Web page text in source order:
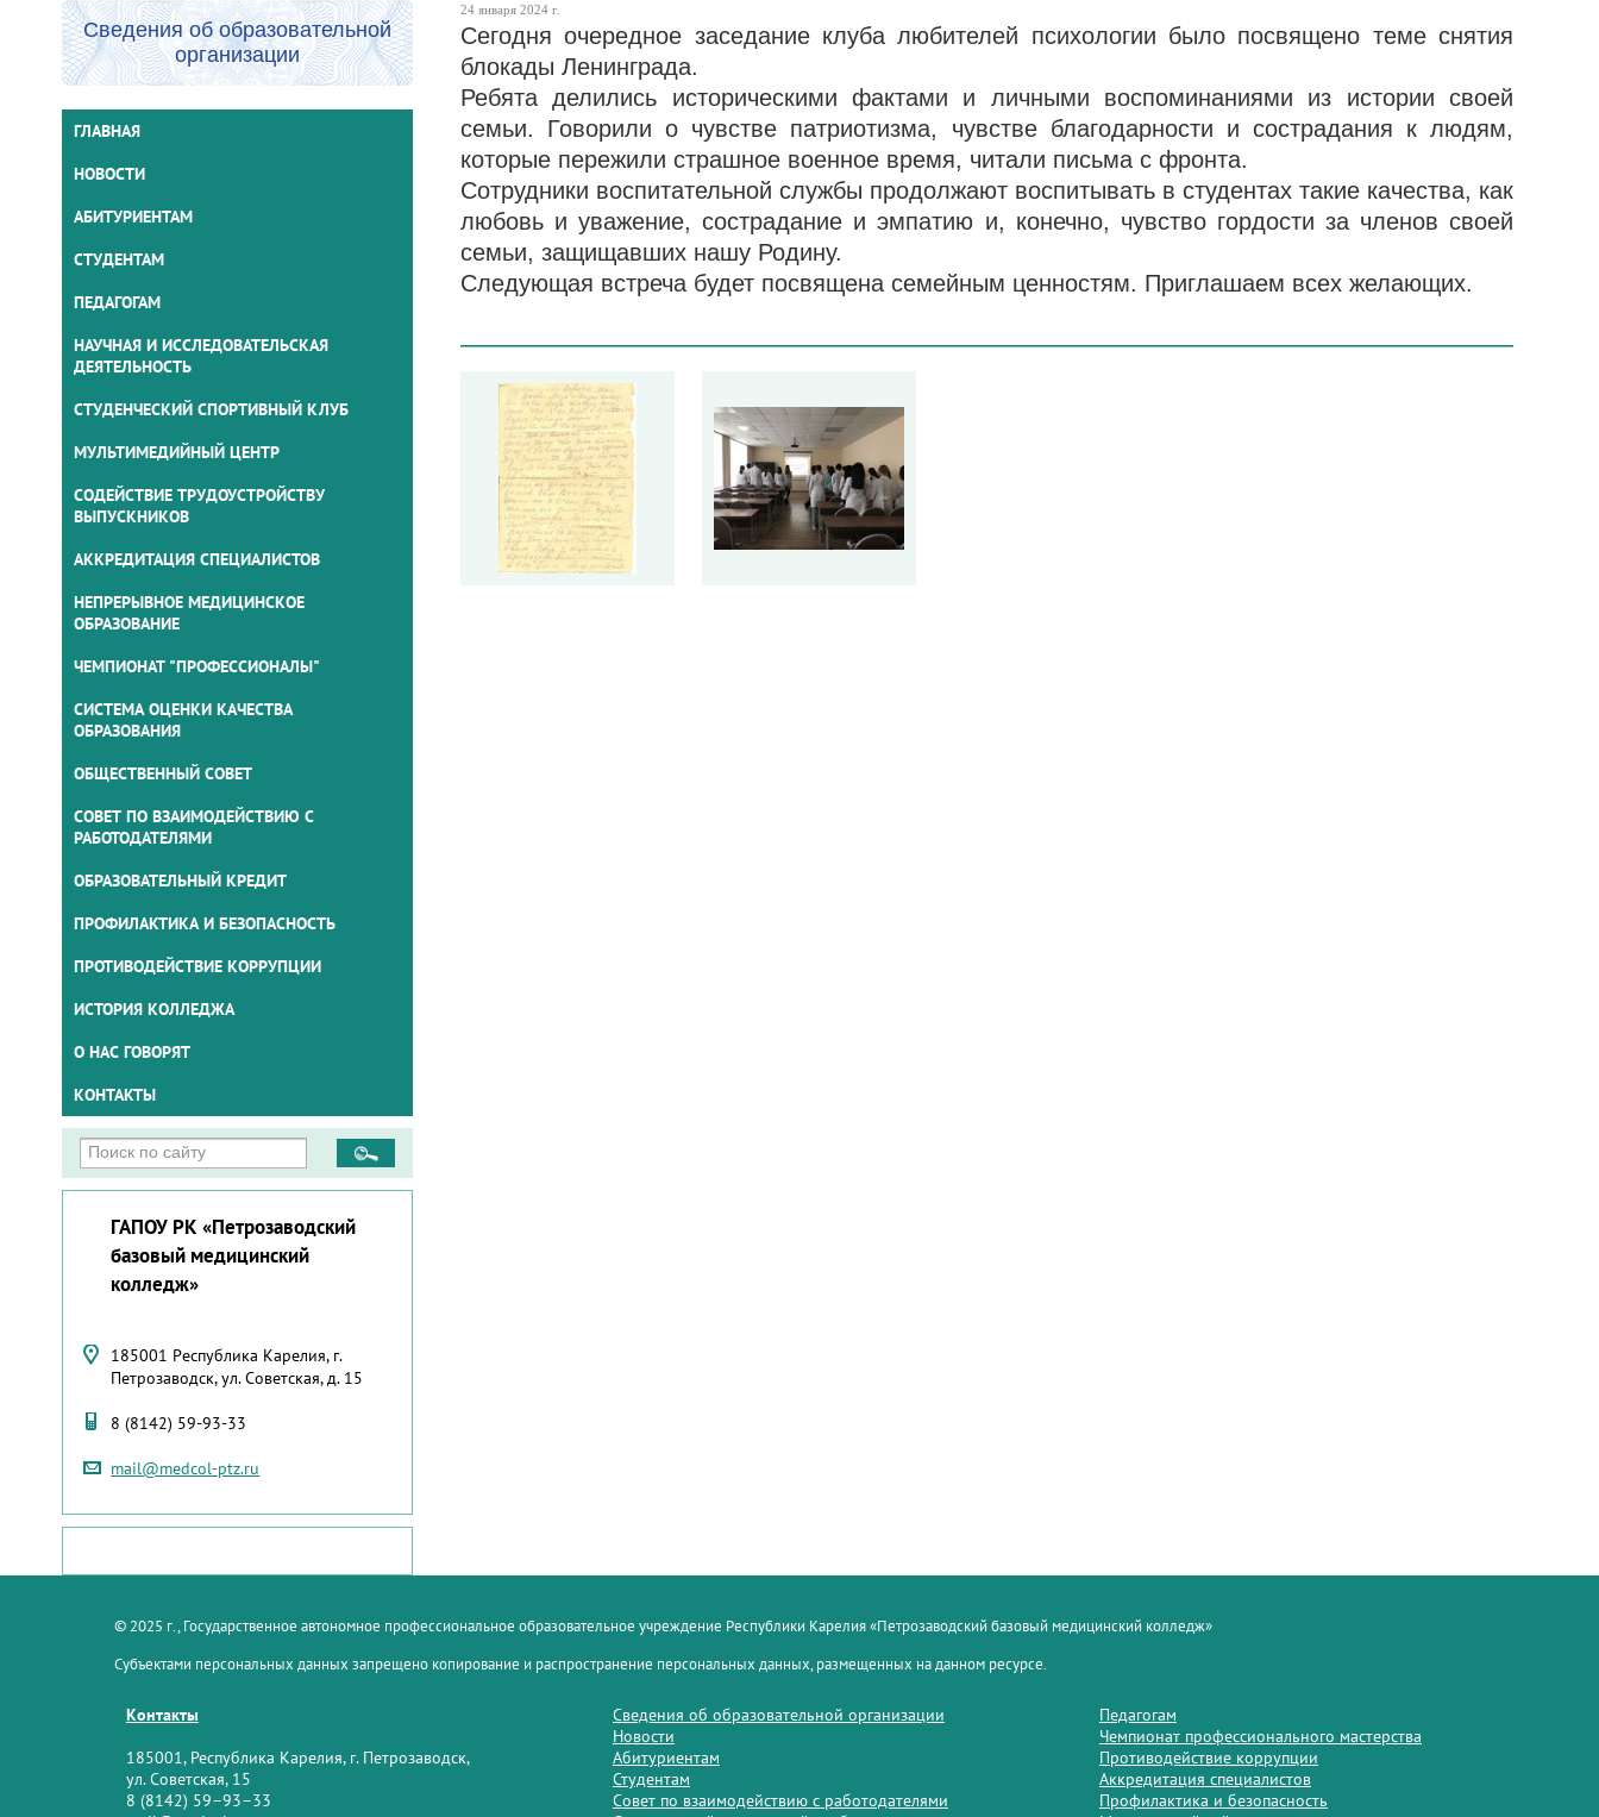
Сведения об образовательной
организации
ГЛАВНАЯ
НОВОСТИ
АБИТУРИЕНТАМ
СТУДЕНТАМ
ПЕДАГОГАМ
НАУЧНАЯ И ИССЛЕДОВАТЕЛЬСКАЯ
ДЕЯТЕЛЬНОСТЬ
СТУДЕНЧЕСКИЙ СПОРТИВНЫЙ КЛУБ
МУЛЬТИМЕДИЙНЫЙ ЦЕНТР
СОДЕЙСТВИЕ ТРУДОУСТРОЙСТВУ
ВЫПУСКНИКОВ
АККРЕДИТАЦИЯ СПЕЦИАЛИСТОВ
НЕПРЕРЫВНОЕ МЕДИЦИНСКОЕ
ОБРАЗОВАНИЕ
ЧЕМПИОНАТ "ПРОФЕССИОНАЛЫ"
СИСТЕМА ОЦЕНКИ КАЧЕСТВА
ОБРАЗОВАНИЯ
ОБЩЕСТВЕННЫЙ СОВЕТ
СОВЕТ ПО ВЗАИМОДЕЙСТВИЮ С
РАБОТОДАТЕЛЯМИ
ОБРАЗОВАТЕЛЬНЫЙ КРЕДИТ
ПРОФИЛАКТИКА И БЕЗОПАСНОСТЬ
ПРОТИВОДЕЙСТВИЕ КОРРУПЦИИ
ИСТОРИЯ КОЛЛЕДЖА
О НАС ГОВОРЯТ
КОНТАКТЫ
ГАПОУ РК «Петрозаводский
базовый медицинский
колледж»
185001 Республика Карелия, г.
Петрозаводск, ул. Советская, д. 15
8 (8142) 59-93-33
mail@medcol-ptz.ru
24 января 2024 г.
Сегодня очередное заседание клуба любителей психологии было посвящено теме снятия
блокады Ленинграда.
Ребята делились историческими фактами и личными воспоминаниями из истории своей
семьи. Говорили о чувстве патриотизма, чувстве благодарности и сострадания к людям,
которые пережили страшное военное время, читали письма с фронта.
Сотрудники воспитательной службы продолжают воспитывать в студентах такие качества, как
любовь и уважение, сострадание и эмпатию и, конечно, чувство гордости за членов своей
семьи, защищавших нашу Родину.
Следующая встреча будет посвящена семейным ценностям. Приглашаем всех желающих.
© 2025 г., Государственное автономное профессиональное образовательное учреждение Республики Карелия «Петрозаводский базовый медицинский колледж»
Субъектами персональных данных запрещено копирование и распространение персональных данных, размещенных на данном ресурсе.
Контакты
185001, Республика Карелия, г. Петрозаводск,
ул. Советская, 15
8 (8142) 59–93–33
Сведения об образовательной организации
Новости
Абитуриентам
Студентам
Совет по взаимодействию с работодателями
Педагогам
Чемпионат профессионального мастерства
Противодействие коррупции
Аккредитация специалистов
Профилактика и безопасность